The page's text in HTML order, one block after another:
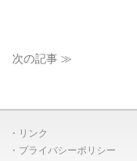
次の記事 ≫
リンク
プライバシーポリシー